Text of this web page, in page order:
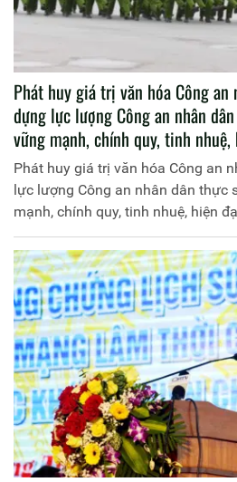
Phát huy giá trị văn hóa Công an
dựng lực lượng Công an nhân
vững mạnh, chính quy, tinh nhuệ,
Phát huy giá trị văn hóa Công an
lực lượng Công an nhân dân thực
mạnh, chính quy, tinh nhuệ, hiện